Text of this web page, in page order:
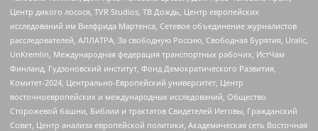
Центр дикого лосося, TVR Studios, ТВ Дождь, Центр европейских
исследований им Вилфрида Мартенса, Сетевое объединение журналистов
расследователей, АЛЛАТРА, За свободную Россию, Свободная Бурятия, Uralic,
UnKremlin, Международная федерация транспортных рабочих, ИстЧам
Финланд, Гудзоновский институт, Фонд Демократического Развития,
Комитет-2024, Центрально-Европейский университет, Центр
восточноевропейских и международных исследований, Общество
Сторожевой башни, Библии и трактатов Свидетелей Иеговы, Гражданский
Совет, Центр анализа европейской политики, Академическая сеть Восточная